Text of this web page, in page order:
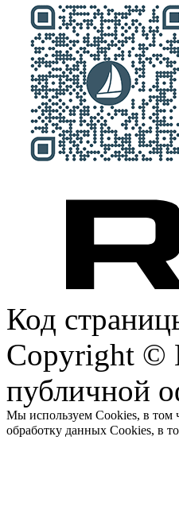
Код
Copyright ©
публичной
Мы используем Cookies, в том
обработку данных Cookies, в